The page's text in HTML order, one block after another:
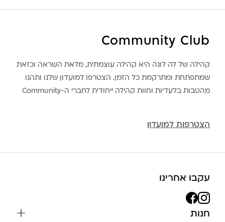
Community Club
קהילה של לה לונה היא קהילה עוצמתית, מלאת השראה וכזאת
שמתפתחת ומתרקמת כל הזמן. הצטרפו למועדון שלנו ותהנו
מהטבות בלעדיות וחוות קהילה ייחודית לחברי ה-Community
הצטרפות למועדון
עקבו אחרינו
חנות